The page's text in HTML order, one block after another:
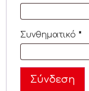
Συνθηματικό *
Σύνδεση